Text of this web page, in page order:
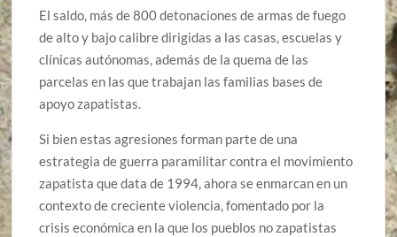
El saldo, más de 800 detonaciones de armas de fuego
de alto y bajo calibre dirigidas a las casas, escuelas y
clínicas autónomas, además de la quema de las
parcelas en las que trabajan las familias bases de
apoyo zapatistas.
Si bien estas agresiones forman parte de una
estrategia de guerra paramilitar contra el movimiento
zapatista que data de 1994, ahora se enmarcan en un
contexto de creciente violencia, fomentado por la
crisis económica en la que los pueblos no zapatistas